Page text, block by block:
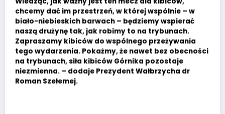
chcemy dać im przestrzeń, w której wspólnie – w
biało-niebieskich barwach – będziemy wspierać
naszą drużynę tak, jak robimy to na trybunach.
Zapraszamy kibiców do wspólnego przeżywania
tego wydarzenia. Pokażmy, że nawet bez obecności
na trybunach, siła kibiców Górnika pozostaje
niezmienna. – dodaje Prezydent Wałbrzycha dr
Roman Szełemej.